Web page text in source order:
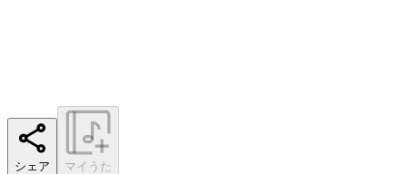
シェア マイうた